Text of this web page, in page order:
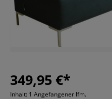
349,95 €*
Inhalt: 1 Angefangener lfm.